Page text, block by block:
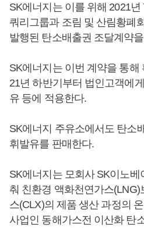
SK에너지는 이를 위해 2021
쿼리그룹과 조림 및 산림황폐
발행된 탄소배출권 조달계약
SK에너지는 이번 계약을 통해
21년 하반기부터 법인고객에
유 등에 적용한다.
SK에너지 주유소에서도 탄소
휘발유를 판매한다.
SK에너지는 모회사 SK이노
춰 친환경 액화천연가스
스(CLX)의 제품 생산 과정의
사업인 동해가스전 이산화 탄